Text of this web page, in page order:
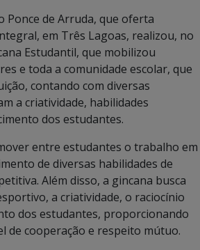
Ponce de Arruda, que oferta
em Três Lagoas, realizou, no
Estudantil, que mobilizou
e toda a comunidade escolar, que
contando com diversas
a criatividade, habilidades
dos estudantes.
entre estudantes o trabalho em
de diversas habilidades de
Além disso, a gincana busca
a criatividade, o raciocínio
dos estudantes, proporcionando
de cooperação e respeito mútuo.